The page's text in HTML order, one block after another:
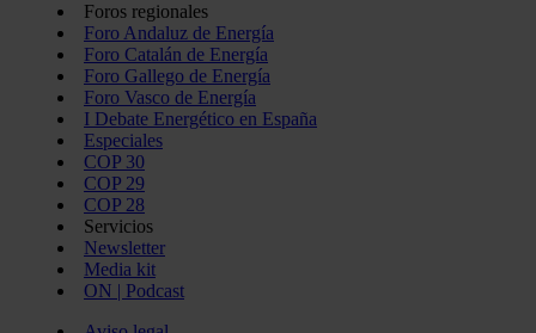
Foros regionales
Foro Andaluz de Energía
Foro Catalán de Energía
Foro Gallego de Energía
Foro Vasco de Energía
I Debate Energético en España
Especiales
COP 30
COP 29
COP 28
Servicios
Newsletter
Media kit
ON | Podcast